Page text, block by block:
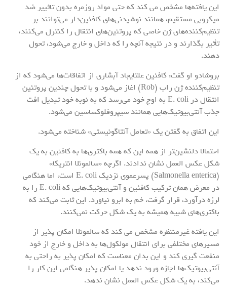
این یافته‌ها مشخص می کند که حتی مواد روزمره بدون تاثییر ضد
میکروبی مستقیم، همانند نوشیدنی‌های کافئین‌دار می‌توانند بر
تنظیم‌کننده‌های ژن خاصی که پروتئین‌های انتقال را کنترل می‌کنند،
تأثیر بگذارند و در نتیجه آنچه را که داخل و خارج می‌شود، تحول
دهند.
بروشادو او گفت: کافئین علتایجاد آبشاری از اتفاقات‌ها می‌شود که از
تنظیم‌کننده ژن راب (Rob) اغاز می‌شود و با تحول چندین پروتئین
انتقال در E. coli به اوج خود می‌رسد که به نوبه خود تبدیل افت
جذب آنتی‌بیوتیک‌هایی همانند سیپروفلوکساسین می‌شود.
این اتفاق به گفتن یک «تعامل آنتاگونیستی» شناخته می‌شود.
احتمالا دلنشین‌تر از همه این که همه باکتری‌ها به کافئین به یک
شکل عکس العمل نشان ندادند. اگرچه «سالمونلا انتریکا»
(Salmonella enterica) پسرعموی نزدیک E. coli است، اما هنگامی
در معرض همان ترکیب کافئین و آنتی‌بیوتیک‌هایی که E. coli را به
لرزه درآورد، قرار گرفت، خم به ابرو نیاورد. این ثابت می‌کند که
باکتری‌های شبیه همیشه به یک شکل حرکت نمی‌کنند.
این یافته غیرمنتظره مشخص می کند که سالمونلا امکان پذیر از
مسیر‌های مختلفی برای انتقال مولکول‌ها به داخل و خارج از خود
منفعت گیری کند و این بدان معناست که امکان پذیر به راحتی به
آنتی‌بیوتیک‌ها اجازه ورود ندهد یا امکان پذیر هنگامی این کار را
می‌کند، به یک شکل عکس العمل نشان ندهد.